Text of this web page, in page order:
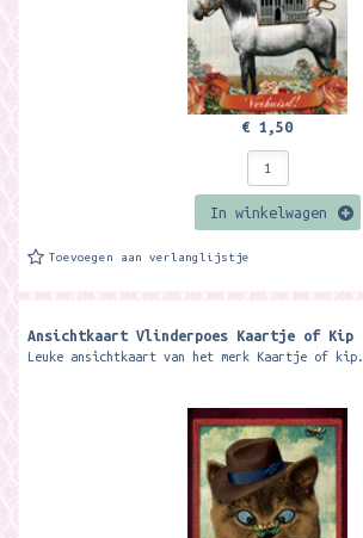
€ 1,50
In winkelwagen
Toevoegen aan verlanglijstje
Ansichtkaart Vlinderpoes Kaartje of Kip
Leuke ansichtkaart van het merk Kaartje of kip.